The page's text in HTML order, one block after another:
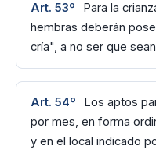
Art. 53º
Para la
hembras deberán
cría", a no ser que
Art. 54º
Los aptos
por mes, en forma
y en el local indicado